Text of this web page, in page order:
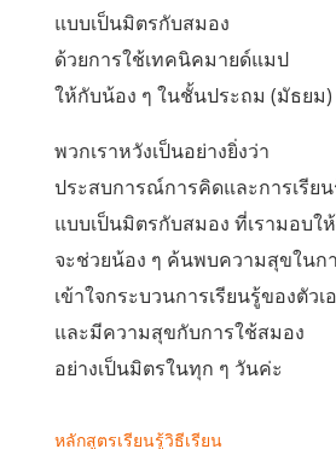
แบบเป็นมิตรกับสมอง
ด้วยการใช้เทคนิคมายด์แมป
ให้กับน้อง ๆ ในชั้นประถม (มัธยม)
พวกเราหวังเป็นอย่างยิ่งว่า
ประสบการณ์การคิดและการเรีย
แบบเป็นมิตรกับสมอง ที่เรามอบใ
จะช่วยน้อง ๆ ค้นพบความสุขในก
เข้าใจกระบวนการเรียนรู้ของตัวเ
และมีความสุขกับการใช้สมอง
อย่างเป็นมิตรในทุก ๆ วันค่ะ
หลักสูตรเรียนรู้วิธีเรียน